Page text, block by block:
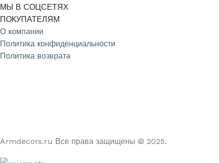
МЫ В СОЦСЕТЯХ
ПОКУПАТЕЛЯМ
О компании
Политика конфиденциальности
Политика возврата
Armdecors.ru Все права защищены © 2025. ​